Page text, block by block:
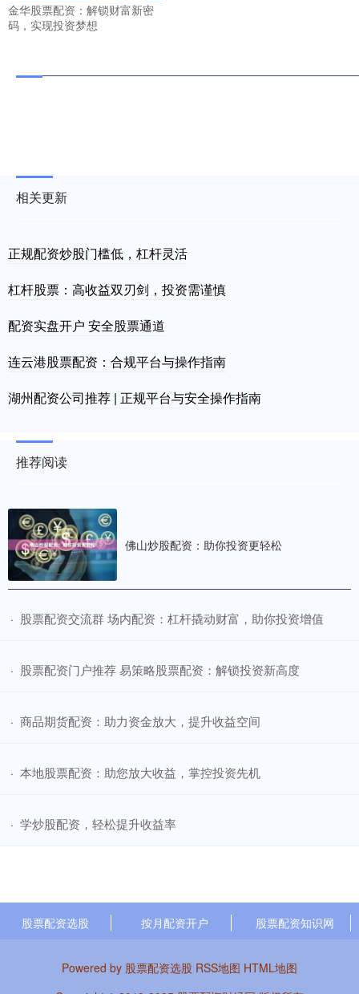
金华股票配资：解锁财富新密
码，实现投资梦想
相关更新
正规配资炒股门槛低，杠杆灵活
杠杆股票：高收益双刃剑，投资需谨慎
配资实盘开户 安全股票通道
连云港股票配资：合规平台与操作指南
湖州配资公司推荐 | 正规平台与安全操作指南
推荐阅读
佛山炒股配资：助你投资更轻松
· ​股票配资交流群 场内配资：杠杆撬动财富，助你投资增值
· ​股票配资门户推荐 易策略股票配资：解锁投资新高度
· ​商品期货配资：助力资金放大，提升收益空间
· ​本地股票配资：助您放大收益，掌控投资先机
· ​学炒股配资，轻松提升收益率
股票配资选股 按月配资开户 股票配资知识网
Powered by 股票配资选股 RSS地图 HTML地图